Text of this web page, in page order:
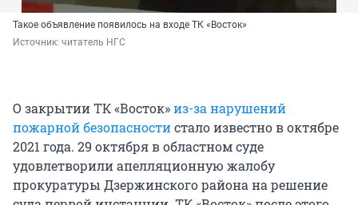
Такое объявление появилось на входе ТК «Восток»
Источник: читатель НГС
О закрытии ТК «Восток»из-за нарушений
пожарной безопасностистало известно в октябре
2021 года. 29 октября в областном суде
удовлетворили апелляционную жалобу
прокуратуры Дзержинского района на решение